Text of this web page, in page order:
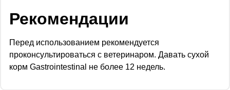
Рекомендации
Перед использованием рекомендуется
проконсультироваться с ветеринаром. Давать сухой
корм Gastrointestinal не более 12 недель.